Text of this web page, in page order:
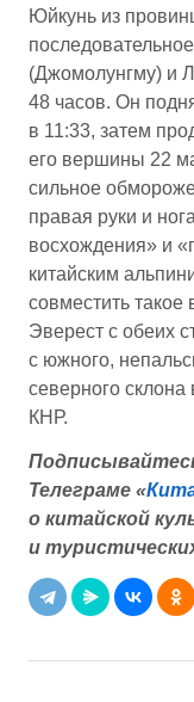
Юйкунь из
(Джомолунгму) и
48 часов. Он
в 11:33, затем
его вершины 22
сильное
правая руки и
восхождения» и
китайским
совместить
Эверест с обеих
с южного,
северного
КНР.
Телеграме «
о китайской
и